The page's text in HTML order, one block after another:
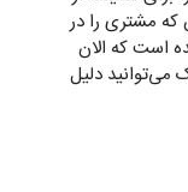
مشتری را در
است که الان
می‌توانید دلیل